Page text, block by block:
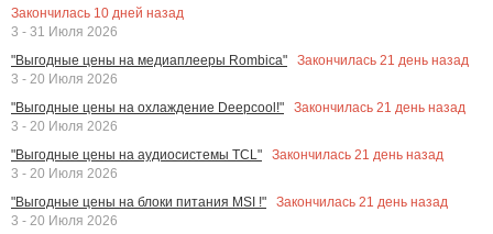
Закончилась 10 дней назад
3 - 31 Июля 2026
"Выгодные цены на медиаплееры Rombica"
Закончилась 21 день назад
3 - 20 Июля 2026
"Выгодные цены на охлаждение Deepcool!"
Закончилась 21 день назад
3 - 20 Июля 2026
"Выгодные цены на аудиосистемы TCL"
Закончилась 21 день назад
3 - 20 Июля 2026
"Выгодные цены на блоки питания MSI !"
Закончилась 21 день назад
3 - 20 Июля 2026